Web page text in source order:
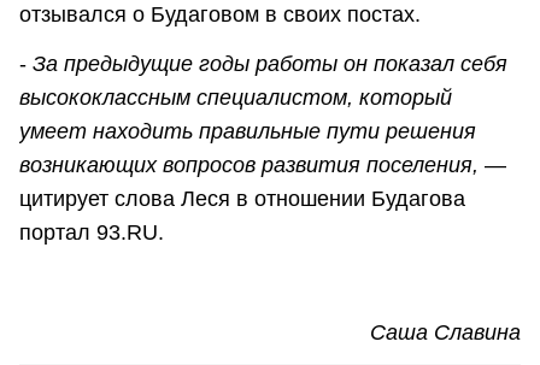
отзывался о Будаговом в своих постах.
- За предыдущие годы работы он показал себя
высококлассным специалистом, который
умеет находить правильные пути решения
возникающих вопросов развития поселения, —
цитирует слова Леся в отношении Будагова
портал 93.RU.
Саша Славина